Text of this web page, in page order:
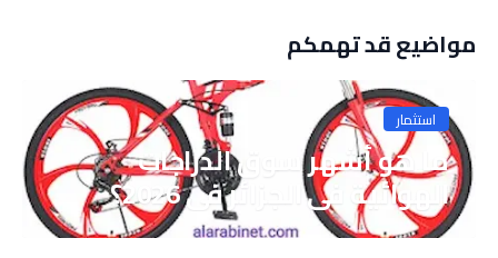
مواضيع قد تهمكم
استثمار
ما هو أشهر سوق الدراجات
الهوائية في الجزائر في 2026؟